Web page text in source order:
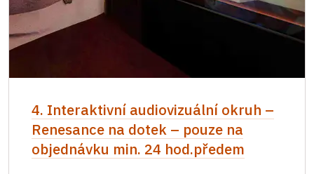
4. Interaktivní audiovizuální okruh –
Renesance na dotek – pouze na
objednávku min. 24 hod.předem